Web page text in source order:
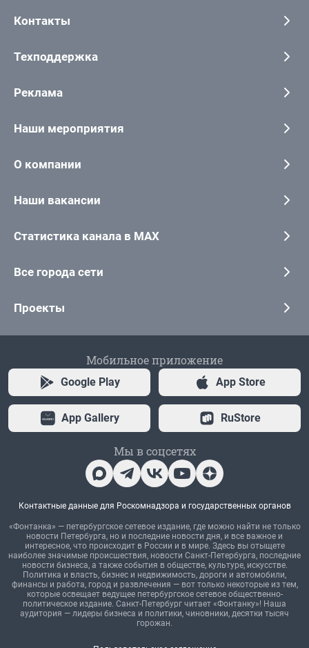
Контакты
Техподдержка
Реклама
Наши мероприятия
О компании
Наши вакансии
Статистика канала в MAX
Все города сети
Проекты
Мобильное приложение
Google Play App Store
App Gallery RuStore
Мы в соцсетях
Контактные данные для Роскомнадзора и государственных органов
«Фонтанка» — петербургское сетевое издание, где можно найти не только
новости Петербурга, но и последние новости дня, и все важное и
интересное, что происходит в России и в мире. Здесь вы отыщете
наиболее значимые происшествия, новости Санкт-Петербурга, последние
новости бизнеса, а также события в обществе, культуре, искусстве.
Политика и власть, бизнес и недвижимость, дороги и автомобили,
финансы и работа, город и развлечения — вот только некоторые из тем,
которые освещает ведущее петербургское сетевое общественно-
политическое издание. Санкт-Петербург читает «Фонтанку»! Наша
аудитория — лидеры бизнеса и политики, чиновники, десятки тысяч
горожан.